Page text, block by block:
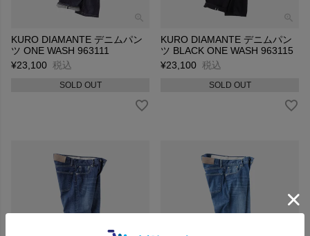
KURO DIAMANTE デニムパン
ツ ONE WASH 963111
¥23,100 税込
SOLD OUT
KURO DIAMANTE デニムパン
ツ BLACK ONE WASH 963115
¥23,100 税込
SOLD OUT